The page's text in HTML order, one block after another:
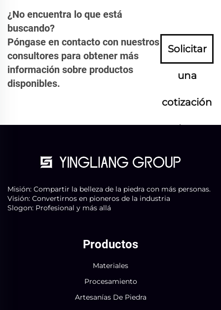
¿No encuentra lo que está
buscando?
Póngase en contacto con nuestros
consultores para obtener más
información sobre productos
disponibles.
Solicitar
una
cotización
ahora
Misión: Compartir la belleza de la piedra con más personas.
Visión: Convertirnos en pioneros de la industria
Slogon: Profesional y más allá
Productos
Materiales
Procesamiento
Artesanías De Piedra